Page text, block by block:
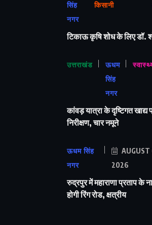
सिंह
नगर
किसानी
टिकाऊ कृषि शोध के लिए डॉ.
उत्तराखंड
ऊधम
सिंह
नगर
कांवड़ यात्रा के दृष्टिगत खाद्य
निरीक्षण, चार नमूने
ऊधम सिंह
नगर
AUGUST
2026
रुद्रपुर में महाराणा प्रताप के
होगी रिंग रोड, क्षत्रीय